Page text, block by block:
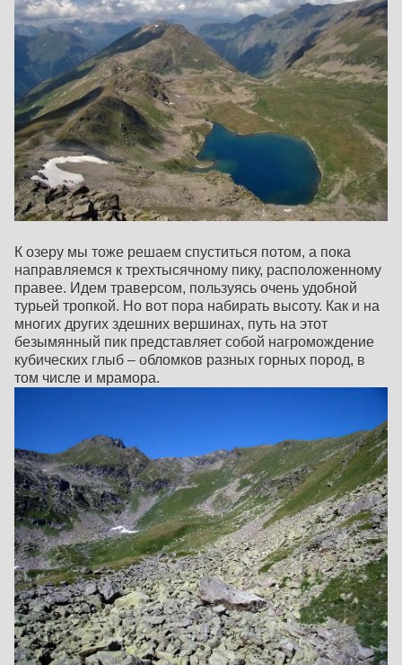
К озеру мы тоже решаем спуститься потом, а пока
направляемся к трехтысячному пику, расположенному
правее. Идем траверсом, пользуясь очень удобной
турьей тропкой. Но вот пора набирать высоту. Как и на
многих других здешних вершинах, путь на этот
безымянный пик представляет собой нагромождение
кубических глыб – обломков разных горных пород, в
том числе и мрамора.